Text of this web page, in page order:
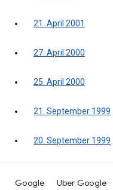
21. April 2001
27. April 2000
25. April 2000
21. September 1999
20. September 1999
Google Über Google